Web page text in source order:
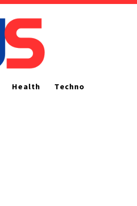
Health Techno